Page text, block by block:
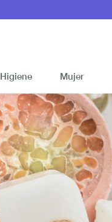
Higiene Mujer